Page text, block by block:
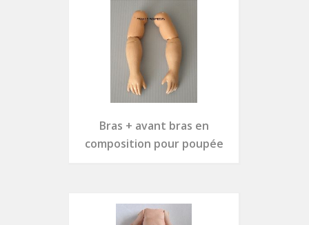
Bras + avant bras en
composition pour poupée